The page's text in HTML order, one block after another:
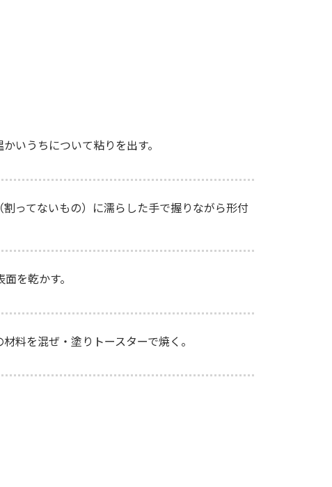
いうちについて粘りを出す。
割ってないもの）に濡らした手で握りながら形付
を乾かす。
料を混ぜ・塗りトースターで焼く。